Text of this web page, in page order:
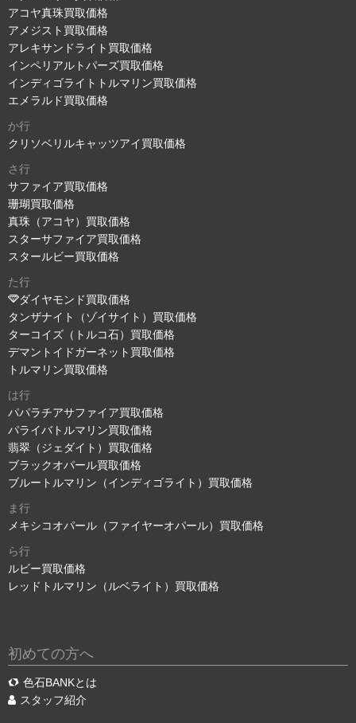
アコヤ真珠買取価格
アメジスト買取価格
アレキサンドライト買取価格
インペリアルトパーズ買取価格
インディゴライトトルマリン買取価格
エメラルド買取価格
か行
クリソベリルキャッツアイ買取価格
さ行
サファイア買取価格
珊瑚買取価格
真珠（アコヤ）買取価格
スターサファイア買取価格
スタールビー買取価格
た行
ダイヤモンド買取価格
タンザナイト（ゾイサイト）買取価格
ターコイズ（トルコ石）買取価格
デマントイドガーネット買取価格
トルマリン買取価格
は行
パパラチアサファイア買取価格
パライバトルマリン買取価格
翡翠（ジェダイト）買取価格
ブラックオパール買取価格
ブルートルマリン（インディゴライト）買取価格
ま行
メキシコオパール（ファイヤーオパール）買取価格
ら行
ルビー買取価格
レッドトルマリン（ルベライト）買取価格
初めての方へ
色石BANKとは
スタッフ紹介